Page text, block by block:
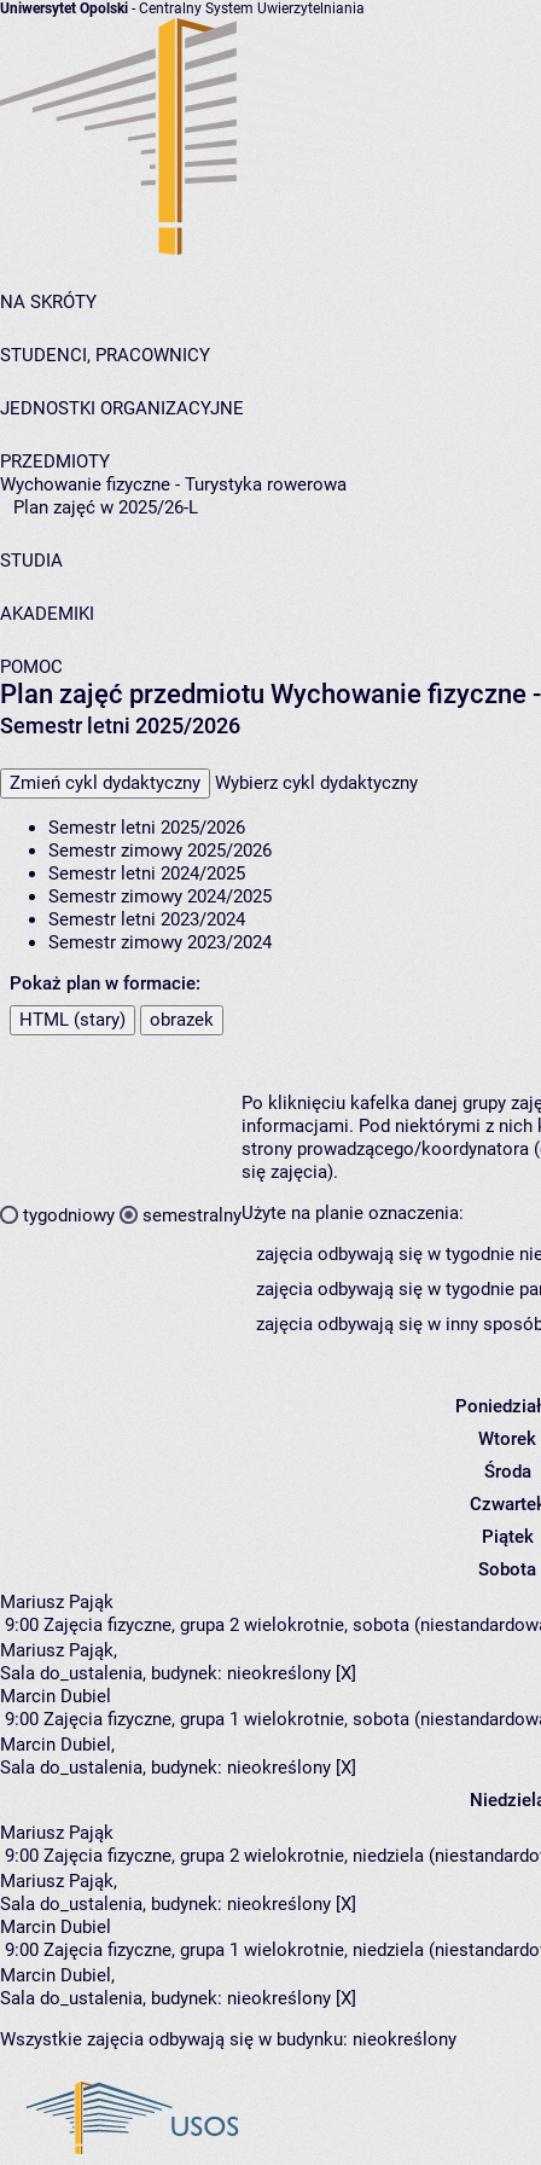
Uniwersytet Opolski - Centralny System Uwierzytelniania
NA SKRÓTY
STUDENCI, PRACOWNICY
JEDNOSTKI ORGANIZACYJNE
PRZEDMIOTY
Wychowanie fizyczne - Turystyka rowerowa
Plan zajęć w 2025/26-L
STUDIA
AKADEMIKI
POMOC
Plan zajęć przedmiotu Wychowanie fizyczne
Semestr letni 2025/2026
Zmień cykl dydaktyczny Wybierz cykl dydaktyczny
Semestr letni 2025/2026
Semestr zimowy 2025/2026
Semestr letni 2024/2025
Semestr zimowy 2024/2025
Semestr letni 2023/2024
Semestr zimowy 2023/2024
Pokaż plan w formacie:
HTML (stary)
obrazek
tygodniowy semestralny
Po kliknięciu kafelka danej grupy
informacjami. Pod niektórymi z nich
strony prowadzącego/koordynatora
się zajęcia).
Użyte na planie oznaczenia:
zajęcia odbywają się w tygodnie
zajęcia odbywają się w tygodnie
zajęcia odbywają się w inny
Wtorek
Środa
Piątek
Sobota
Mariusz Pająk
9:00 Zajęcia fizyczne, grupa 2 wielokrotnie, sobota
Mariusz Pająk,
Sala do_ustalenia, budynek: nieokreślony [X]
Marcin Dubiel
9:00 Zajęcia fizyczne, grupa 1 wielokrotnie, sobota
Marcin Dubiel ,
Sala do_ustalenia, budynek: nieokreślony [X]
Mariusz Pająk
9:00 Zajęcia fizyczne, grupa 2 wielokrotnie, niedziela
Mariusz Pająk,
Sala do_ustalenia, budynek: nieokreślony [X]
Marcin Dubiel
9:00 Zajęcia fizyczne, grupa 1 wielokrotnie, niedziela
Marcin Dubiel ,
Sala do_ustalenia, budynek: nieokreślony [X]
Wszystkie zajęcia odbywają się w budynku: nieokreślony